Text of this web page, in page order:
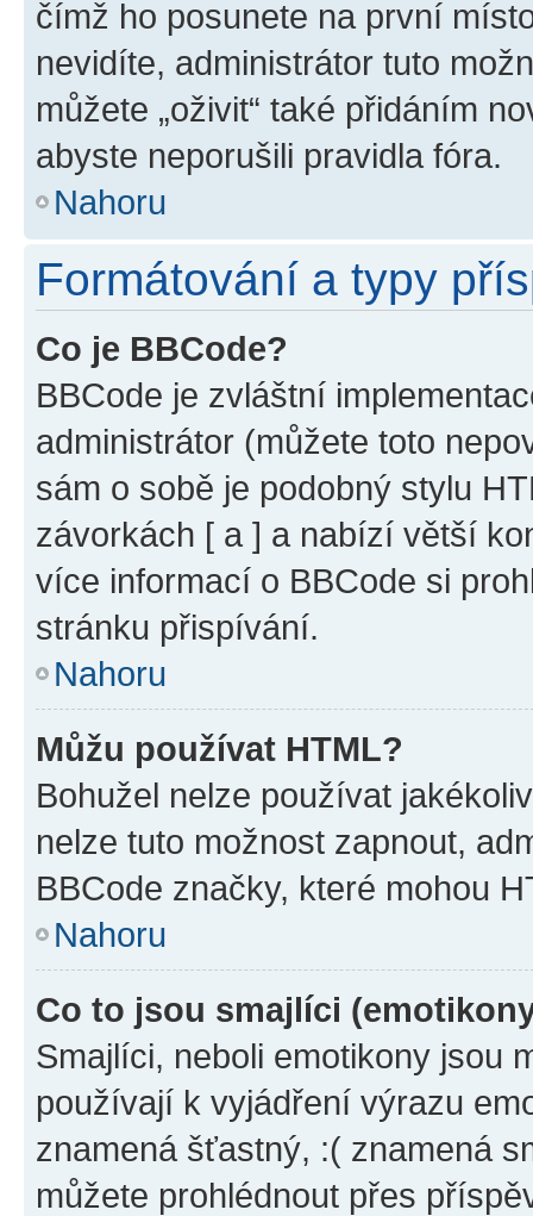
čímž ho posunete na první
nevidíte, administrátor tuto
můžete „oživit“ také přidáním
abyste neporušili pravidla fóra.
Nahoru
Formátování a typy
Co je BBCode?
BBCode je zvláštní
administrátor (můžete toto
sám o sobě je podobný stylu
závorkách [ a ] a nabízí větší
více informací o BBCode si
stránku přispívání.
Nahoru
Můžu používat HTML?
Bohužel nelze používat
nelze tuto možnost zapnout,
BBCode značky, které mohou
Nahoru
Co to jsou smajlíci
Smajlíci, neboli emotikony jsou
používají k vyjádření výrazu
znamená šťastný, :( znamená
můžete prohlédnout přes